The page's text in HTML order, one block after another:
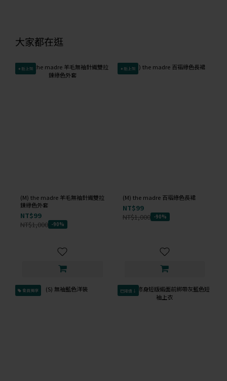
大家都在逛
✦新上架
(M) the madre 羊毛無袖針織雙拉
鍊綠色外套
NT$99
NT$1,000 -90%
✦新上架
(M) the madre 百褶綠色長裙
NT$99
NT$1,000 -90%
會員獨享 已降價↓